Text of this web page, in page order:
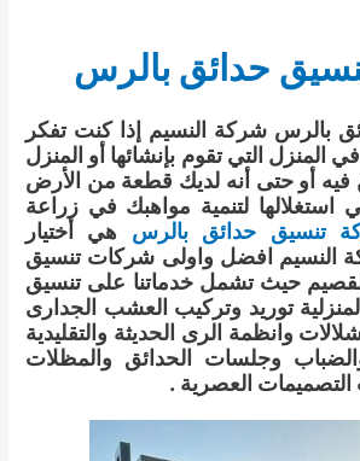
حدائق بالرس
بالرس شركة النسيم إذا كنت تفكر
التي تقوم بإنشائها أو المنزل
فيه أو حتى أنه لديك قطعة من الأرض
استغلالها لتنمية مواهبك في زراعة
تنسيق حدائق بالرس هي أختيار
النسيم افضل واولى شركات تنسيق
حيث تشمل خدماتنا على تنسيق
توريد وتركيب العشب الجدارى
وانظمة الرى الحديثة والتقليدية
وجلسات الحدائق والمظلات
التصميمات العصرية .